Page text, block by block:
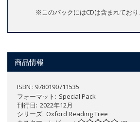
※このパックにはCDは含まれており
商品情報
ISBN : 9780190711535
フォーマット
Special Pack
刊行日 2022年12月
シリーズ Oxford Reading Tree